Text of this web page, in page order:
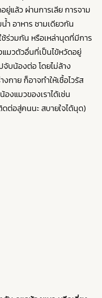
ยู่แล้ว ผ่านการเลีย การจาม
ำ อาหาร ชามเดียวกัน
ร่วมกัน หรือเหล่านุดที่มีการ
มวตัวอื่นที่เป็นไข้หวัดอยู่
บน้องต่อ โดยไม่ล้าง
งกาย ก็อาจทำให้เชื้อไวรัส
งแมวของเราได้เช่น
ต่อสู่คนนะ สบายใจได้นุด)